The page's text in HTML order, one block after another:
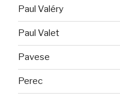
Paul Valéry
Paul Valet
Pavese
Perec